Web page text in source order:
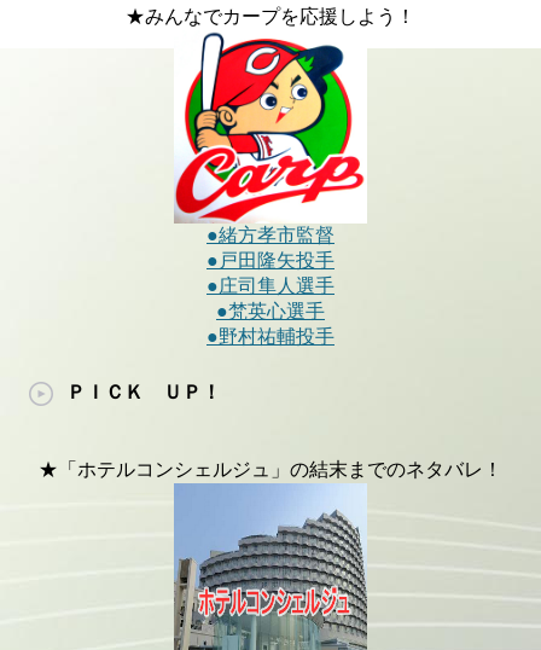
★みんなでカープを応援しよう！
●緒方孝市監督
●戸田隆矢投手
●庄司隼人選手
●梵英心選手
●野村祐輔投手
ＰＩＣＫ ＵＰ！
★「ホテルコンシェルジュ」の結末までのネタバレ！